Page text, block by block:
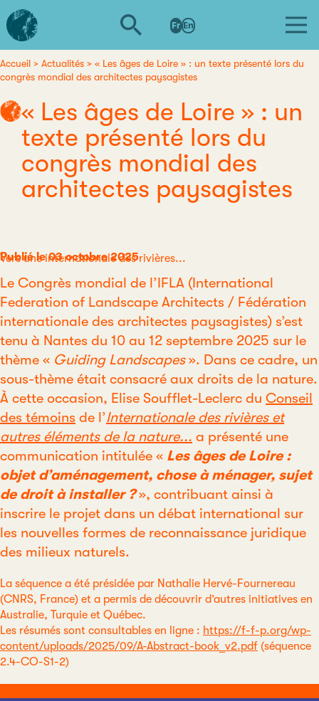
Aller
au
contenu
L'institut
d'études
avancées
de
Nantes
Fr En
Fil
d'Ariane
Accueil Actualités
« Les âges de Loire » : un texte présenté lors du
congrès mondial des architectes paysagistes
« Les âges de Loire » : un
texte présenté lors du
congrès mondial des
architectes paysagistes
Publié le 03 octobre 2025
Catégorie
Vers une internationale des rivières...
Le Congrès mondial de l’IFLA (International
Federation of Landscape Architects / Fédération
internationale des architectes paysagistes) s’est
tenu à Nantes du 10 au 12 septembre 2025 sur le
thème « Guiding Landscapes». Dans ce cadre, un
sous-thème était consacré aux droits de la nature.
À cette occasion, Elise Soufflet-Leclerc du Conseil
des témoins de l’Internationale des rivières et
autres éléments de la nature... a présenté une
communication intitulée « Les âges de Loire :
objet d’aménagement, chose à ménager, sujet
de droit à installer ?», contribuant ainsi à
inscrire le projet dans un débat international sur
les nouvelles formes de reconnaissance juridique
des milieux naturels.
La séquence a été présidée par Nathalie Hervé-Fournereau
(CNRS, France) et a permis de découvrir d’autres initiatives en
Australie, Turquie et Québec.
Les résumés sont consultables en ligne : https://f-f-p.org/wp-
content/uploads/2025/09/A-Abstract-book_v2.pdf (séquence
2.4-CO-S1-2)